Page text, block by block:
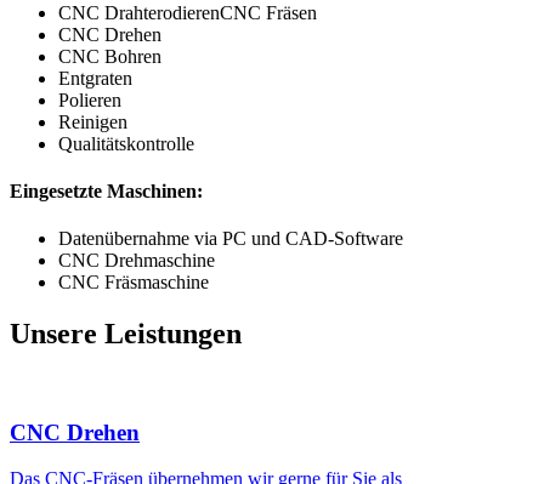
CNC DrahterodierenCNC Fräsen
CNC Drehen
CNC Bohren
Entgraten
Polieren
Reinigen
Qualitätskontrolle
Eingesetzte Maschinen:
Datenübernahme via PC und CAD-Software
CNC Drehmaschine
CNC Fräsmaschine
Unsere Leistungen
CNC Drehen
Das CNC-Fräsen übernehmen wir gerne für Sie als